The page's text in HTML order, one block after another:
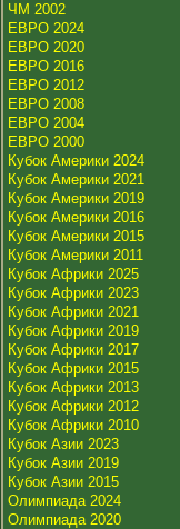
ЧМ 2002
ЕВРО 2024
ЕВРО 2020
ЕВРО 2016
ЕВРО 2012
ЕВРО 2008
ЕВРО 2004
ЕВРО 2000
Кубок Америки 2024
Кубок Америки 2021
Кубок Америки 2019
Кубок Америки 2016
Кубок Америки 2015
Кубок Америки 2011
Кубок Африки 2025
Кубок Африки 2023
Кубок Африки 2021
Кубок Африки 2019
Кубок Африки 2017
Кубок Африки 2015
Кубок Африки 2013
Кубок Африки 2012
Кубок Африки 2010
Кубок Азии 2023
Кубок Азии 2019
Кубок Азии 2015
Олимпиада 2024
Олимпиада 2020